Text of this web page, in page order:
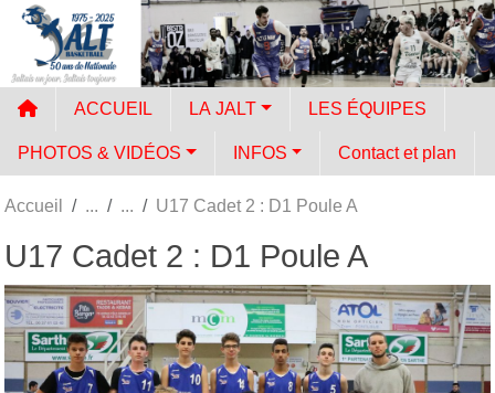
ACCUEIL LA JALT LES ÉQUIPES
PHOTOS & VIDÉOS INFOS Contact et plan
Accueil U17 Cadet 2 : D1 Poule A
U17 Cadet 2 : D1 Poule A
Panneau de gestion des cookies